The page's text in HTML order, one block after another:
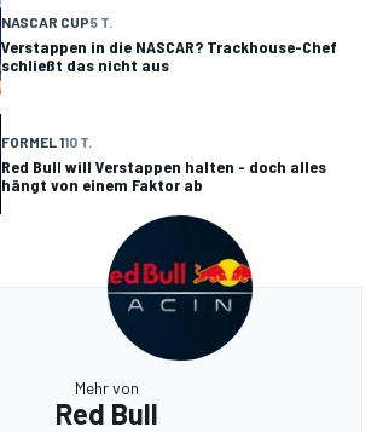
NASCAR CUP5 T.
Verstappen in die NASCAR? Trackhouse-Chef
schließt das nicht aus
FORMEL 110 T.
Red Bull will Verstappen halten - doch alles
hängt von einem Faktor ab
Mehr von
Red Bull